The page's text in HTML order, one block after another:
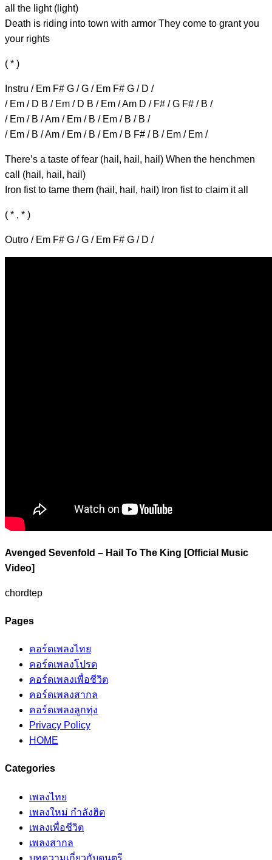
all the light (light)
Death is riding into town with armor They come to grant you
your rights
( * )
Instru / Em F# G / G / Em F# G / D /
/ Em / D B / Em / D B / Em / Am D / F# / G F# / B /
/ Em / B / Am / Em / B / Em / B / B /
/ Em / B / Am / Em / B / Em / B F# / B / Em / Em /
There’s a taste of fear (hail, hail, hail) When the henchmen
ca ll (hail, hail, hail)
Iron fist to tame them (hail, hail, hail) Iron fist to cl aim it al
( * , * )
Outro / Em F# G / G / Em F# G / D /
Avenged Sevenfold – Hail To The King [Official Music
Video]
chordtep
Pages
คอร์ดเพลงไทย
คอร์ดเพลงโปรด
คอร์ดเพลงเพื่อชีวิต
คอร์ดเพลงสากล
คอร์ดเพลงลูกทุ่ง
Privacy Policy
HOME
Categories
เพลงไทย
เพลงใหม่ กำลังฮิต
เพลงเพื่อชีวิต
เพลงสากล
บทความเกี่ยวกับดนตรี